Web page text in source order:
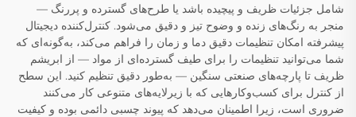
شامل جزئیات ظریف و پیچیده باشد یا طرح‌های گسترده و پررنگ —
منجر به رنگ‌های زنده و وضوح تیز و دقیق می‌شود. کنترل‌کننده دیجیتال
پیشرفته امکان تنظیمات دقیق دما و زمان را فراهم می‌کند، به‌گونه‌ای که
شما می‌توانید تنظیمات را برای طیف گسترده‌ای از مواد — از ابریشم
ظریف تا پارچه‌های صنعتی سنگین — به‌طور دقیق تنظیم کنید. این سطح
از کنترل برای کسب‌وکارهایی که با زیرلایه‌های متنوعی کار می‌کنند
ضروری است، زیرا اطمینان می‌دهد که پیوند چسبی دائمی بوده و کیفیت